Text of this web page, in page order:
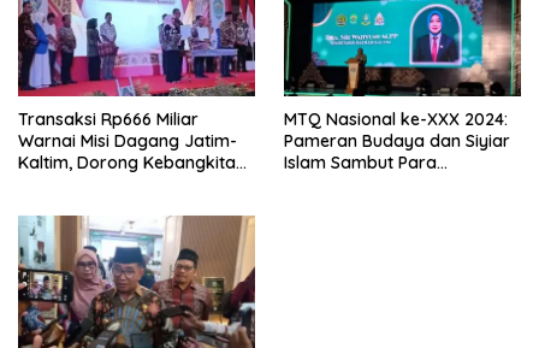
Transaksi Rp666 Miliar
Warnai Misi Dagang Jatim-
Kaltim, Dorong Kebangkitan
MTQ Nasional ke-XXX 2024:
Pameran Budaya dan Siyiar
Islam Sambut Para